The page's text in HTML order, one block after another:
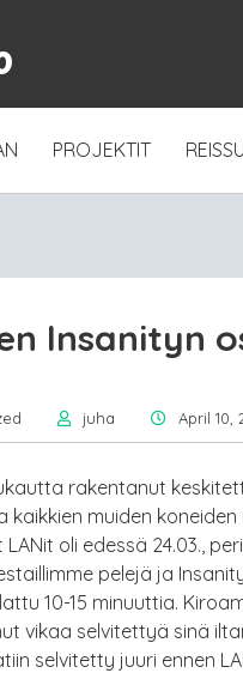
PROJEKTIT
Insanityn
juha April 10,
rakentanut
muiden
oli edessä 24.03.,
pelejä ja
10-15 minuuttia.
vikaa selvitettyä sinä
selvitetty juuri ennen